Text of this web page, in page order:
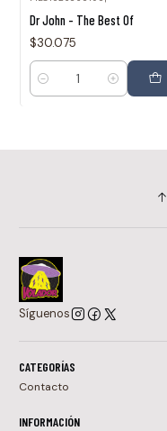
Dr John - The Best Of
$30.075
Cantidad
Síguenos
CATEGORÍAS
Contacto
INFORMACIÓN